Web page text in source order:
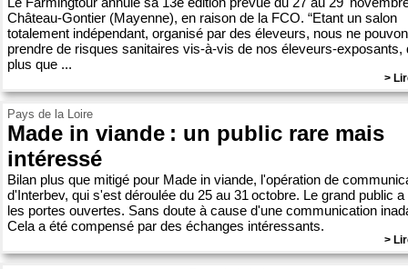
Château-Gontier (Mayenne), en raison de la FCO. “Etant un salon
totalement indépendant, organisé par des éleveurs, nous ne
prendre de risques sanitaires vis-à-vis de nos éleveurs-exposants,
plus que ...
>
Pays de la Loire
Made in viande : un public rare mais
intéressé
Bilan plus que mitigé pour Made in viande, l'opération de
d'Interbev, qui s'est déroulée du 25 au 31 octobre. Le grand public a
les portes ouvertes. Sans doute à cause d'une communication
Cela a été compensé par des échanges intéressants.
>